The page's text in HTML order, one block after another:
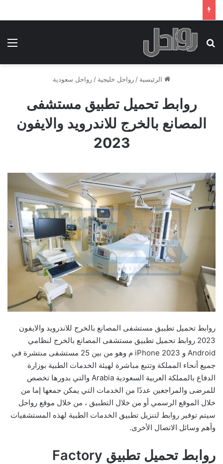
بحث عن
الرئيسية / رواحل خليجية / رواحل سعودية
روابط تحميل تطبيق مستشفى
المصانع بالخرج للاندرويد والايفون
2023
روابط تحميل تطبيق مستشفى المصانع بالخرج للاندرويد والايفون
2023 روابط تحميل تطبيق مستشفى المصانع بالخرج لنظامي
Android و iPhone 2023 م وهو من بين 25 مستشفى منتشرة في
جميع أنحاء المملكة وتتبع مباشرة لهيئة الخدمات الطبية بوزارة
الدفاع بالمملكة العربية السعودية Arabia والتي بدورها تخصص
للمرضى والمراجعين عددًا من الخدمات التي يمكن جمعها إما من
خلال الموقع الرسمي أو من خلال التطبيق ، من خلال موقع رواحل
سيتم توفير روابط لتنزيل تطبيق الخدمات الطبية لهذه المستشفيات
وأهم وسائل الاتصال الأخرى.
روابط تحميل تطبيق Factory